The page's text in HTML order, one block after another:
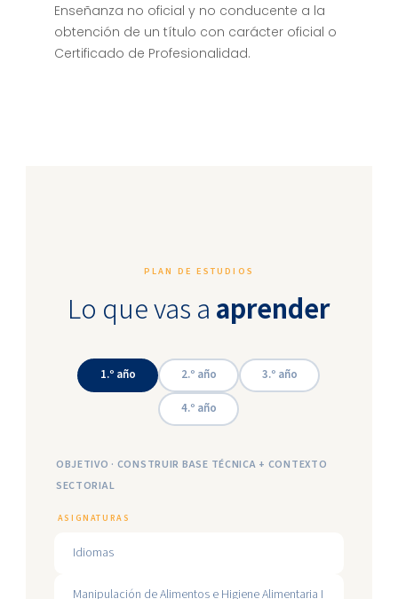
Enseñanza no oficial y no conducente a la
obtención de un título con carácter oficial o
Certificado de Profesionalidad.
PLAN DE ESTUDIOS
Lo que vas a aprender
1.º año 2.º año 3.º año
4.º año
OBJETIVO · CONSTRUIR BASE TÉCNICA + CONTEXTO
SECTORIAL
ASIGNATURAS
Idiomas
Manipulación de Alimentos e Higiene Alimentaria I